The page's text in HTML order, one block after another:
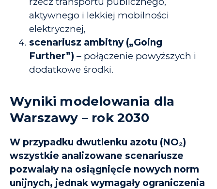
aktywnego i lekkiej mobilności
elektrycznej,
scenariusz ambitny („Going
Further”) – połączenie powyższych i
dodatkowe środki.
Wyniki modelowania dla
Warszawy – rok 2030
W przypadku dwutlenku azotu (NO₂)
wszystkie analizowane scenariusze
pozwalały na osiągnięcie nowych norm
unijnych, jednak wymagały ograniczenia